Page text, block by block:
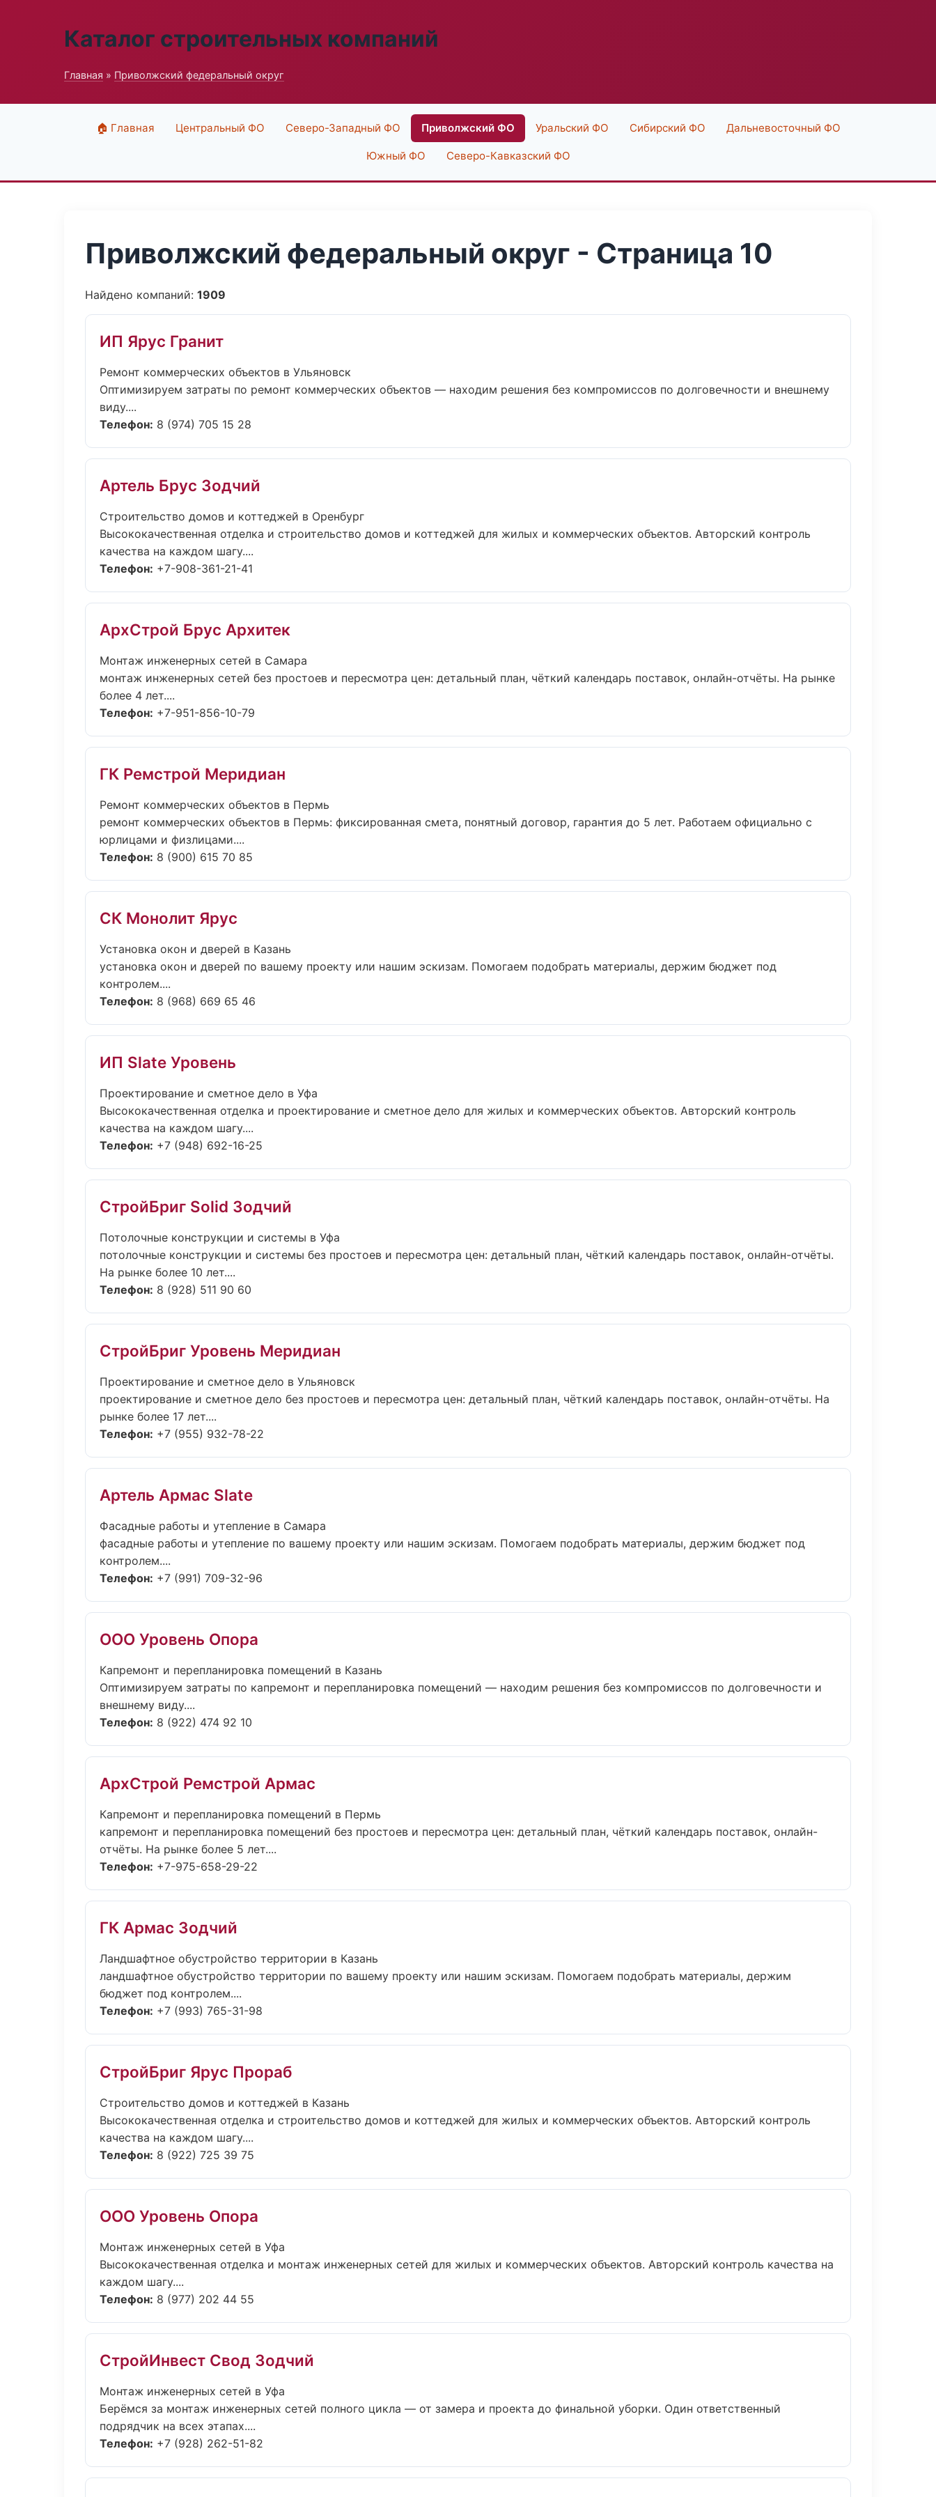
Каталог строительных компаний
Главная » Приволжский федеральный округ
🏠 Главная Центральный ФО Северо-Западный ФО Приволжский ФО Уральский ФО Сибирский ФО Дальневосточный ФО
Южный ФО Северо-Кавказский ФО
Приволжский федеральный округ - Страница 10
Найдено компаний: 1909
ИП Ярус Гранит
Ремонт коммерческих объектов в Ульяновск
Оптимизируем затраты по ремонт коммерческих объектов — находим решения без компромиссов по долговечности и внешнему
виду....
Телефон: 8 (974) 705 15 28
Артель Брус Зодчий
Строительство домов и коттеджей в Оренбург
Высококачественная отделка и строительство домов и коттеджей для жилых и коммерческих объектов. Авторский контроль
качества на каждом шагу....
Телефон: +7-908-361-21-41
АрхСтрой Брус Архитек
Монтаж инженерных сетей в Самара
монтаж инженерных сетей без простоев и пересмотра цен: детальный план, чёткий календарь поставок, онлайн-отчёты. На рынке
более 4 лет....
Телефон: +7-951-856-10-79
ГК Ремстрой Меридиан
Ремонт коммерческих объектов в Пермь
ремонт коммерческих объектов в Пермь: фиксированная смета, понятный договор, гарантия до 5 лет. Работаем официально с
юрлицами и физлицами....
Телефон: 8 (900) 615 70 85
СК Монолит Ярус
Установка окон и дверей в Казань
установка окон и дверей по вашему проекту или нашим эскизам. Помогаем подобрать материалы, держим бюджет под
контролем....
Телефон: 8 (968) 669 65 46
ИП Slate Уровень
Проектирование и сметное дело в Уфа
Высококачественная отделка и проектирование и сметное дело для жилых и коммерческих объектов. Авторский контроль
качества на каждом шагу....
Телефон: +7 (948) 692-16-25
СтройБриг Solid Зодчий
Потолочные конструкции и системы в Уфа
потолочные конструкции и системы без простоев и пересмотра цен: детальный план, чёткий календарь поставок, онлайн-отчёты.
На рынке более 10 лет....
Телефон: 8 (928) 511 90 60
СтройБриг Уровень Меридиан
Проектирование и сметное дело в Ульяновск
проектирование и сметное дело без простоев и пересмотра цен: детальный план, чёткий календарь поставок, онлайн-отчёты. На
рынке более 17 лет....
Телефон: +7 (955) 932-78-22
Артель Армас Slate
Фасадные работы и утепление в Самара
фасадные работы и утепление по вашему проекту или нашим эскизам. Помогаем подобрать материалы, держим бюджет под
контролем....
Телефон: +7 (991) 709-32-96
ООО Уровень Опора
Капремонт и перепланировка помещений в Казань
Оптимизируем затраты по капремонт и перепланировка помещений — находим решения без компромиссов по долговечности и
внешнему виду....
Телефон: 8 (922) 474 92 10
АрхСтрой Ремстрой Армас
Капремонт и перепланировка помещений в Пермь
капремонт и перепланировка помещений без простоев и пересмотра цен: детальный план, чёткий календарь поставок, онлайн-
отчёты. На рынке более 5 лет....
Телефон: +7-975-658-29-22
ГК Армас Зодчий
Ландшафтное обустройство территории в Казань
ландшафтное обустройство территории по вашему проекту или нашим эскизам. Помогаем подобрать материалы, держим
бюджет под контролем....
Телефон: +7 (993) 765-31-98
СтройБриг Ярус Прораб
Строительство домов и коттеджей в Казань
Высококачественная отделка и строительство домов и коттеджей для жилых и коммерческих объектов. Авторский контроль
качества на каждом шагу....
Телефон: 8 (922) 725 39 75
ООО Уровень Опора
Монтаж инженерных сетей в Уфа
Высококачественная отделка и монтаж инженерных сетей для жилых и коммерческих объектов. Авторский контроль качества на
каждом шагу....
Телефон: 8 (977) 202 44 55
СтройИнвест Свод Зодчий
Монтаж инженерных сетей в Уфа
Берёмся за монтаж инженерных сетей полного цикла — от замера и проекта до финальной уборки. Один ответственный
подрядчик на всех этапах....
Телефон: +7 (928) 262-51-82